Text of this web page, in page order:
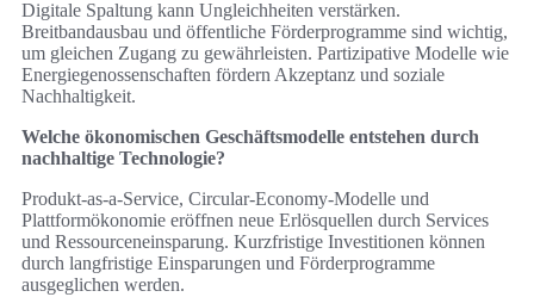
Digitale Spaltung kann Ungleichheiten verstärken.
Breitbandausbau und öffentliche Förderprogramme sind wichtig,
um gleichen Zugang zu gewährleisten. Partizipative Modelle wie
Energiegenossenschaften fördern Akzeptanz und soziale
Nachhaltigkeit.
Welche ökonomischen Geschäftsmodelle entstehen durch
nachhaltige Technologie?
Produkt‑as‑a‑Service, Circular‑Economy‑Modelle und
Plattformökonomie eröffnen neue Erlösquellen durch Services
und Ressourceneinsparung. Kurzfristige Investitionen können
durch langfristige Einsparungen und Förderprogramme
ausgeglichen werden.